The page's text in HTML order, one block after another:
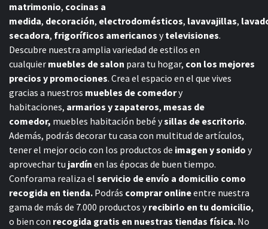
matrimonio, cocinas a
medida, decoración, electrodomésticos, lavavajillas,
secadora, frigoríficos americanos ytelevisiones.
Descubre nuestra amplia variedad de estilos en
cualquier muebles de salon para tu hogar, con los mejores
precios y promociones. Crea el espacio en el que vives
gracias a nuestros muebles de comedory
habitaciones, armarios y zapateros, mesas de
comedor, muebles habitación bebé ysillas de escritorio.
Además, podrás decorar tu casa con multitud de artículos,
tener el mejor ocio con los productos de imagen y sonido y
aprovechar tu jardín en las épocas de buen tiempo.
Conforama realiza el servicio de envío a domicilio como
recogida en tienda. Podrás comprar onlineentre nuestra
gama de más de 7.000 productos yrecibirlo en tu domicilio,
o bien con recogida gratis en nuestras tiendas física. No